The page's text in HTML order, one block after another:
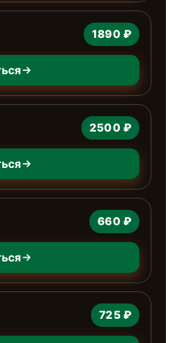
1890 ₽
2500 ₽
660 ₽
725 ₽